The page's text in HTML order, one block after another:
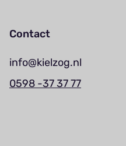
Contact
info@kielzog.nl
0598 -37 37 77